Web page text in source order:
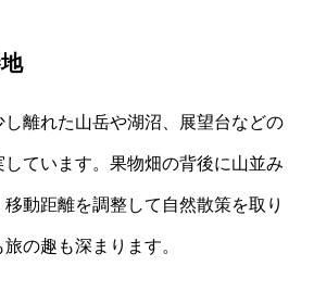
離れた山岳や湖沼、展望台などの
ています。果物畑の背後に山並み
動距離を調整して自然散策を取り
の趣も深まります。